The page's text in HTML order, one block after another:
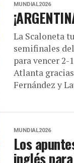
MUNDIAL2026
La Scaloneta
semifinales
para vencer 2-
Atlanta
Fernández y
MUNDIAL2026
Los
inglés